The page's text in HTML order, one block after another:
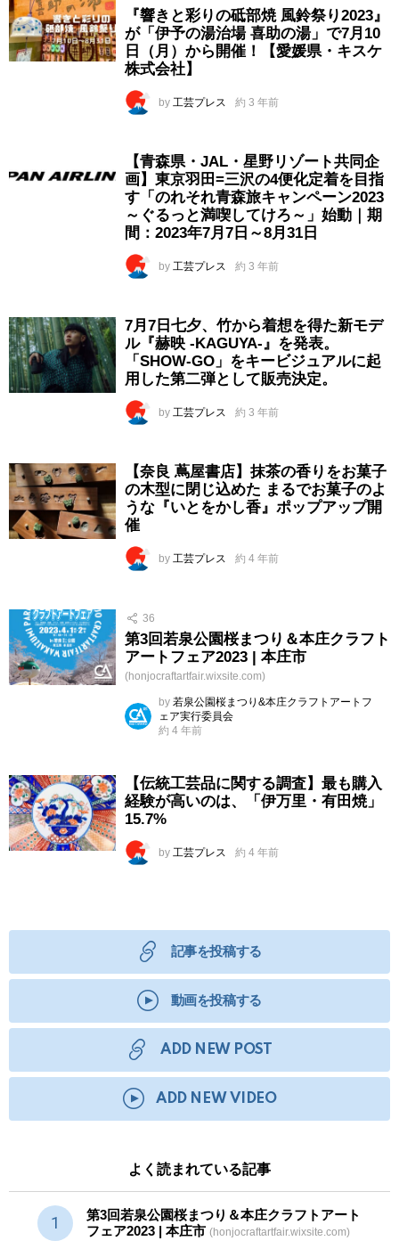
『響きと彩りの砥部焼 風鈴祭り2023』
が「伊予の湯治場 喜助の湯」で7月10
日（月）から開催！【愛媛県・キスケ
株式会社】
by 工芸プレス 約 3 年前
【青森県・JAL・星野リゾート共同企
画】東京羽田=三沢の4便化定着を目指
す「のれそれ青森旅キャンペーン2023
～ぐるっと満喫してけろ～」始動｜期
間：2023年7月7日～8月31日
by 工芸プレス 約 3 年前
7月7日七夕、竹から着想を得た新モデ
ル『赫映 -KAGUYA-』を発表。
「SHOW-GO」をキービジュアルに起
用した第二弾として販売決定。
by 工芸プレス 約 3 年前
【奈良 蔦屋書店】抹茶の香りをお菓子
の木型に閉じ込めた まるでお菓子のよ
うな『いとをかし香』ポップアップ開
催
by 工芸プレス 約 4 年前
36
第3回若泉公園桜まつり＆本庄クラフト
アートフェア2023 | 本庄市
(honjocraftartfair.wixsite.com)
by 若泉公園桜まつり&本庄クラフトアートフ
ェア実行委員会
約 4 年前
【伝統工芸品に関する調査】最も購入
経験が高いのは、「伊万里・有田焼」
15.7%
by 工芸プレス 約 4 年前
記事を投稿する
動画を投稿する
ADD NEW POST
ADD NEW VIDEO
よく読まれている記事
第3回若泉公園桜まつり＆本庄クラフトアート
フェア2023 | 本庄市 (honjocraftartfair.wixsite.com)